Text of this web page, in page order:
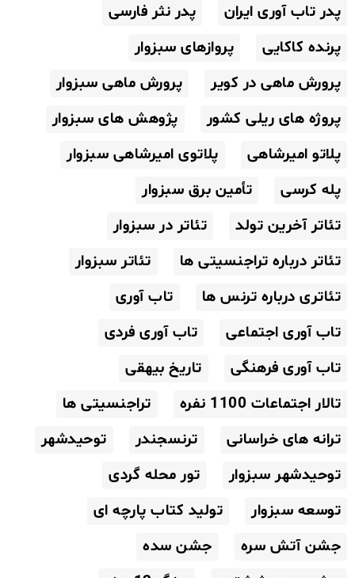
پدر تاب آوری ایران
پدر نثر فارسی
پرنده کاکایی
پروازهای سبزوار
پرورش ماهی در کویر
پرورش ماهی سبزوار
پروژه های ریلی کشور
پژوهش های سبزوار
پلاتو امیرشاهی
پلاتوی امیرشاهی سبزوار
پله کرسی
تأمین برق سبزوار
تئاتر آخرین تولد
تئاتر در سبزوار
تئاتر درباره تراجنسیتی ها
تئاتر سبزوار
تئاتری درباره ترنس ها
تاب آوری
تاب آوری اجتماعی
تاب آوری فردی
تاب آوری فرهنگی
تاریخ بیهقی
تالار اجتماعات 1100 نفره
تراجنسیتی ها
ترانه های خراسانی
ترنسجندر
توحیدشهر
توحیدشهر سبزوار
تور محله گردی
توسعه سبزوار
تولید کتاب پارچه ای
جشن آتش سره
جشن سده